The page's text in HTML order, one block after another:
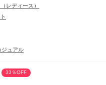
レディース）
ジュアル
33％OFF